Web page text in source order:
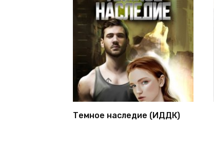
Темное наследие (ИДДК)